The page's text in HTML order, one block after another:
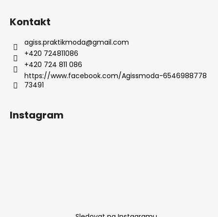
Kontakt
agiss.praktikmoda@gmail.com
+420 724811086
+420 724 811 086
https://www.facebook.com/Agissmoda-6546988778
73491
Instagram